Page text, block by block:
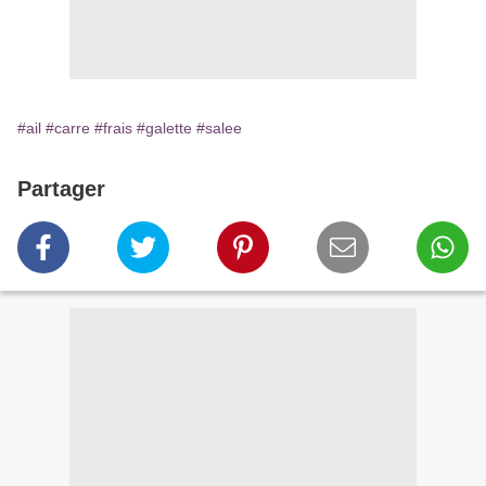
#ail #carre #frais #galette #salee
Partager